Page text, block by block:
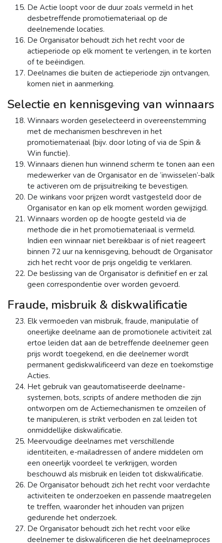
De Actie loopt voor de duur zoals vermeld in het
desbetreffende promotiemateriaal op de
deelnemende locaties.
De Organisator behoudt zich het recht voor de
actieperiode op elk moment te verlengen, in te korten
of te beëindigen.
Deelnames die buiten de actieperiode zijn ontvangen,
komen niet in aanmerking.
Selectie en kennisgeving van winnaars
Winnaars worden geselecteerd in overeenstemming
met de mechanismen beschreven in het
promotiemateriaal (bijv. door loting of via de Spin &
Win functie).
Winnaars dienen hun winnend scherm te tonen aan een
medewerker van de Organisator en de ‘inwisselen’-balk
te activeren om de prijsuitreiking te bevestigen.
De winkans voor prijzen wordt vastgesteld door de
Organisator en kan op elk moment worden gewijzigd.
Winnaars worden op de hoogte gesteld via de
methode die in het promotiemateriaal is vermeld.
Indien een winnaar niet bereikbaar is of niet reageert
binnen 72 uur na kennisgeving, behoudt de Organisator
zich het recht voor de prijs ongeldig te verklaren.
De beslissing van de Organisator is definitief en er zal
geen correspondentie over worden gevoerd.
Fraude, misbruik & diskwalificatie
Elk vermoeden van misbruik, fraude, manipulatie of
oneerlijke deelname aan de promotionele activiteit zal
ertoe leiden dat aan de betreffende deelnemer geen
prijs wordt toegekend, en die deelnemer wordt
permanent gediskwalificeerd van deze en toekomstige
Acties.
Het gebruik van geautomatiseerde deelname-
systemen, bots, scripts of andere methoden die zijn
ontworpen om de Actiemechanismen te omzeilen of
te manipuleren, is strikt verboden en zal leiden tot
onmiddellijke diskwalificatie.
Meervoudige deelnames met verschillende
identiteiten, e-mailadressen of andere middelen om
een oneerlijk voordeel te verkrijgen, worden
beschouwd als misbruik en leiden tot diskwalificatie.
De Organisator behoudt zich het recht voor verdachte
activiteiten te onderzoeken en passende maatregelen
te treffen, waaronder het inhouden van prijzen
gedurende het onderzoek.
De Organisator behoudt zich het recht voor elke
deelnemer te diskwalificeren die het deelnameproces